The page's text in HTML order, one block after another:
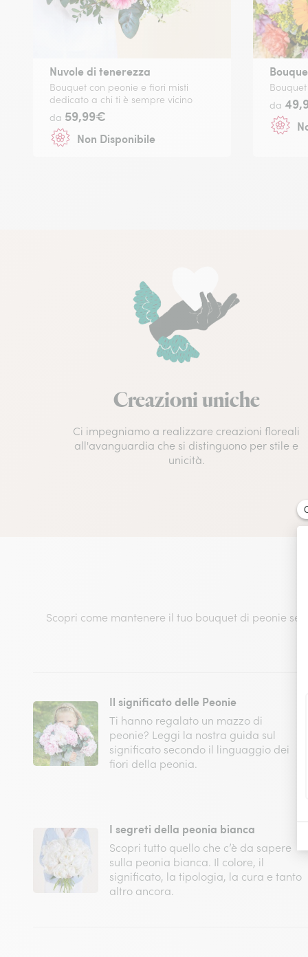
Nuvole di tenerezza
Bouquet con peonie e fiori misti
dedicato a chi ti è sempre vicino
da 59,99€
Non Disponibile
da
Creazioni uniche
Ci impegniamo a realizzare creazioni floreali
all'avanguardia che si distinguono per stile e
unicità.
Scopri come mantenere il tuo bouquet di peonie
Il significato delle Peonie
Ti hanno regalato un mazzo di
peonie? Leggi la nostra guida sul
significato secondo il linguaggio dei
fiori della peonia.
I segreti della peonia bianca
Scopri tutto quello che c’è da sapere
sulla peonia bianca. Il colore, il
significato, la tipologia, la cura e tanto
altro ancora.